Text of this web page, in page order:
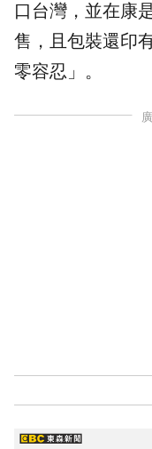
口台灣，並在康
售，且包裝還印
零容忍」。